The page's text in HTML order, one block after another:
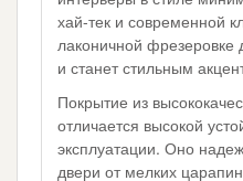
хай-тек и современной
лаконичной фрезеровке
и станет стильным
Покрытие из
отличается высокой
эксплуатации. Оно
двери от мелких